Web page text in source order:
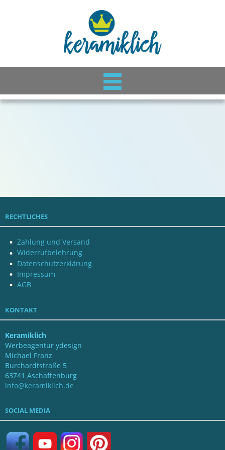
RECHTLICHES
Zahlung und Versand
Widerrufbelehrung
Datenschutzerklärung
Impressum
AGB
KONTAKT
Keramiklich
Werbeagentur ydesign
Michael Franz
Burchardtstraße 5
63741 Aschaffenburg
info@keramiklich.de
SOCIAL MEDIA